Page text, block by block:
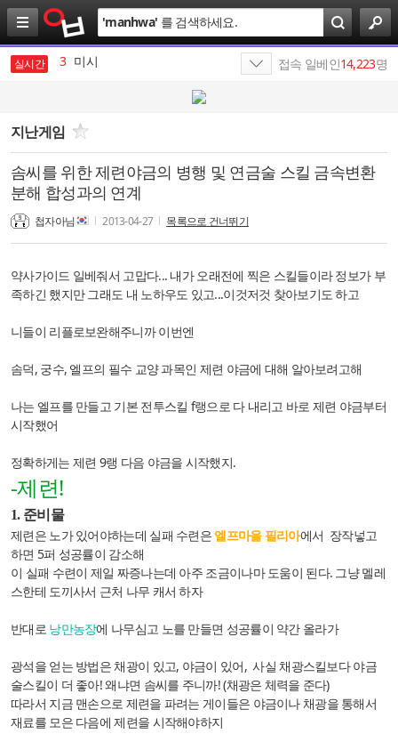
검
색
'manhwa' 를 검색하세요.
실시간
3 미시
4 배인규
6 SK텔레콤
7 엔비디아
8 SKT
9 HBM
1 19
접속 일베인14,223명
지난게임
솜씨를 위한 제련야금의 병행 및 연금술 스킬 금속변환
분해 합성과의 연계
첩자아님 2013-04-27 목록으로 건너뛰기
약사가이드 일베줘서 고맙다... 내가 오래전에 찍은 스킬들이라 정보가 부
족하긴 했지만 그래도 내 노하우도 있고...이것저것 찾아보기도 하고
니들이 리플로보완해주니까 이번엔
솜덕, 궁수, 엘프의 필수 교양 과목인 제련 야금에 대해 알아보려고해
나는 엘프를 만들고 기본 전투스킬 f랭으로 다 내리고 바로 제련 야금부터
시작했어
정확하게는 제련 9랭 다음 야금을 시작했지.
-제련!
1. 준비물
제련은 노가 있어야하는데 실패 수련은 엘프마을 필리아에서 장작넣고
하면 5퍼 성공률이 감소해
이 실패 수련이 제일 짜증나는데 아주 조금이나마 도움이 된다. 그냥 멜레
스한테 도끼사서 근처 나무 캐서 하자
반대로 낭만농장에 나무심고 노를 만들면 성공률이 약간 올라가
광석을 얻는 방법은 채광이 있고, 야금이 있어, 사실 채광스킬보다 야금
술스킬이 더 좋아! 왜냐면 솜씨를 주니까! (채광은 체력을 준다)
따라서 지금 맨손으로 제련을 파려는 게이들은 야금이나 채광을 통해서
재료를 모은 다음에 제련을 시작해야하지